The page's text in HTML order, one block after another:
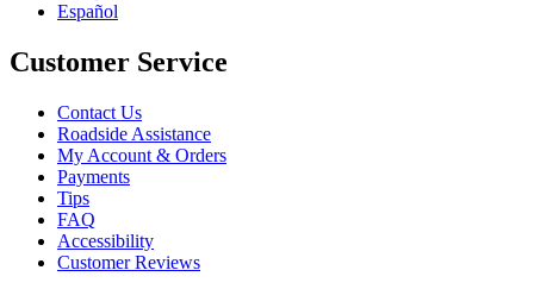
Español
Customer Service
Contact Us
Roadside Assistance
My Account & Orders
Payments
Tips
FAQ
Accessibility
Customer Reviews